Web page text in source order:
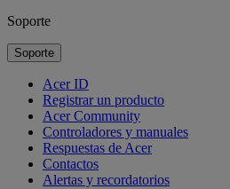
Soporte
Soporte
Acer ID
Registrar un producto
Acer Community
Controladores y manuales
Respuestas de Acer
Contactos
Alertas y recordatorios